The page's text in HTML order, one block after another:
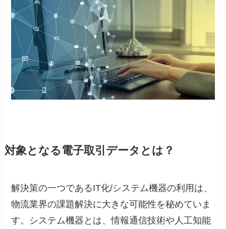
対象となる電子取引データとは？
解決策の一つであるIT化/システム機器の利用は、
物流業界の課題解決に大きな可能性を秘めていま
す。システム機器とは、情報通信技術や人工知能